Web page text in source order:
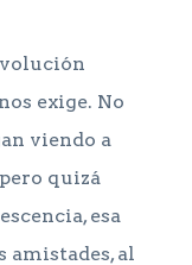
exige. No
viendo a
quizá
esa
amistades, al